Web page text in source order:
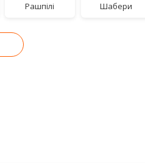
Рашпілі Шабери